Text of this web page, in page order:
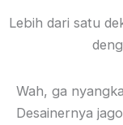
Lebih dari satu
Wah, ga
Desainernya